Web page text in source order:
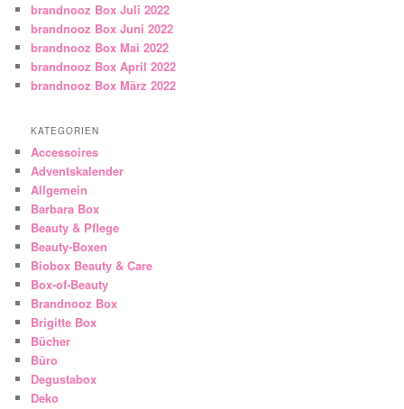
brandnooz Box Juli 2022
brandnooz Box Juni 2022
brandnooz Box Mai 2022
brandnooz Box April 2022
brandnooz Box März 2022
KATEGORIEN
Accessoires
Adventskalender
Allgemein
Barbara Box
Beauty & Pflege
Beauty-Boxen
Biobox Beauty & Care
Box-of-Beauty
Brandnooz Box
Brigitte Box
Bücher
Büro
Degustabox
Deko